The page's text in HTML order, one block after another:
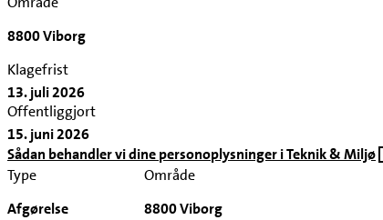
8800 Viborg
Klagefrist
13. juli 2026
Offentliggjort
15. juni 2026
Sådan behandler vi dine personoplysninger i Teknik & Miljø
Type
Afgørelse
Område
8800 Viborg